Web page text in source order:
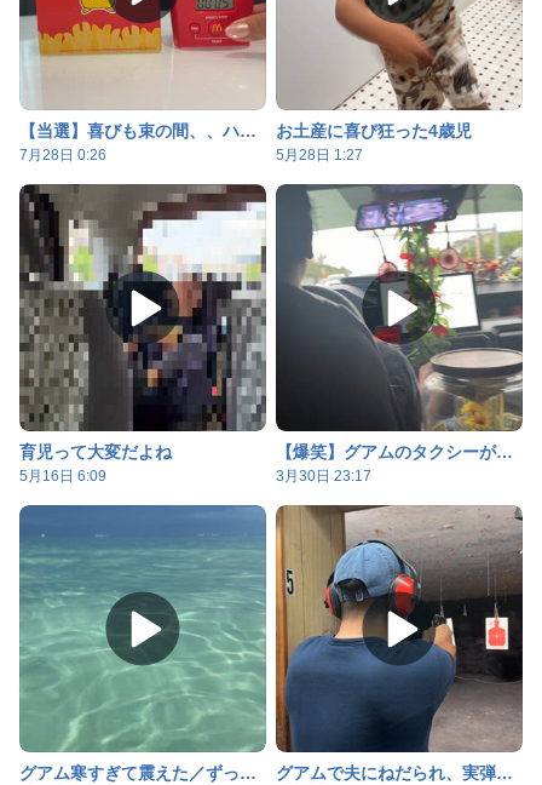
【当選】喜びも束の間、、ハズレを引く女
7月28日 0:26
お土産に喜び狂った4歳児
5月28日 1:27
育児って大変だよね
5月16日 6:09
【爆笑】グアムのタクシーが想像の斜め上すぎた件。レンタカーいる？
3月30日 23:17
グアム寒すぎて震えた／ずっと身につけてたリング グアムで夫にねだられ、実弾射撃